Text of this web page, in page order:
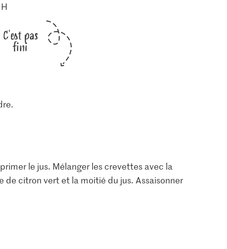
C'est pas
fini
le jus. Mélanger les crevettes avec la
de citron vert et la moitié du jus. Assaisonner